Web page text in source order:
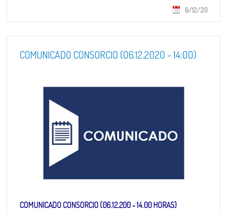
6/12/20
COMUNICADO CONSORCIO (06.12.2020 - 14:00)
COMUNICADO CONSORCIO (06.12.200 - 14.00 HORAS)